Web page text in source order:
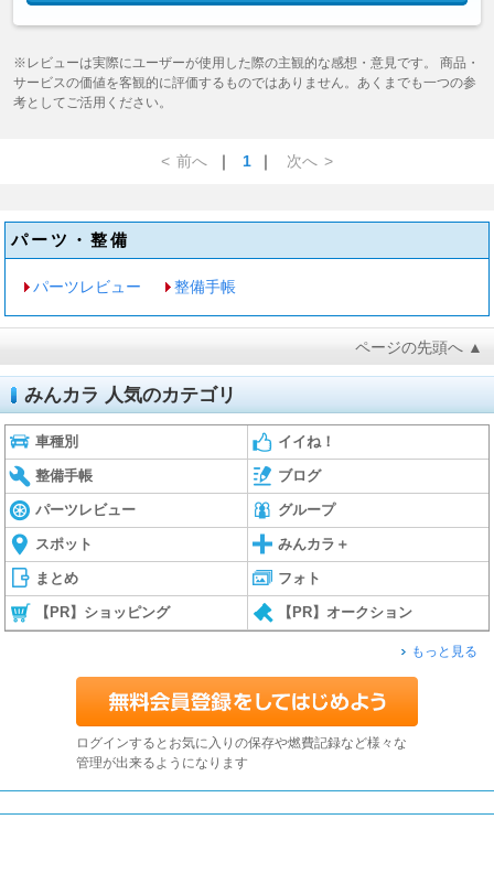
※レビューは実際にユーザーが使用した際の主観的な感想・意見です。 商品・
サービスの価値を客観的に評価するものではありません。あくまでも一つの参
考としてご活用ください。
< 前へ ｜ 1 ｜ 次へ >
パーツ・整備
パーツレビュー 整備手帳
ページの先頭へ ▲
みんカラ 人気のカテゴリ
車種別 イイね！
整備手帳 ブログ
パーツレビュー グループ
スポット みんカラ＋
まとめ フォト
【PR】ショッピング 【PR】オークション
もっと見る
ログインするとお気に入りの保存や燃費記録など様々な
管理が出来るようになります